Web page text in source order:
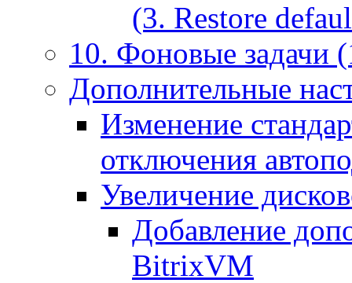
(3. Restore
10. Фоновые задачи
Дополнительные
Изменение
отключения
Увеличение
Добавление
BitrixVM